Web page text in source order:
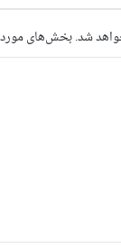
شد.بخش‌های